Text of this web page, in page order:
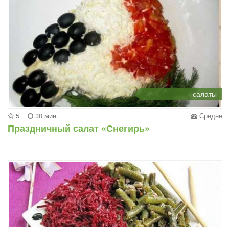
салаты
5 30 мин. Средне
Праздничный салат «Снегирь»